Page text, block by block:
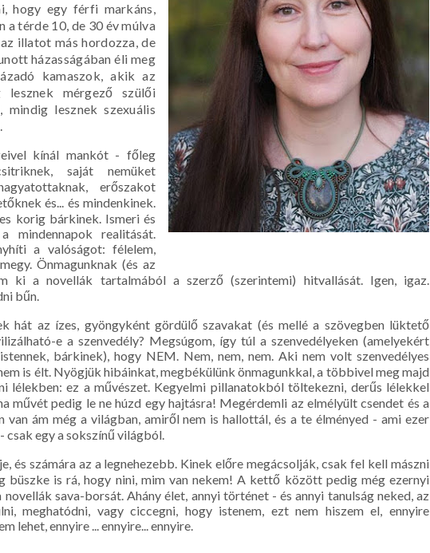
hogy egy férfi markáns,
térde 10, de 30 év múlva
illatot más hordozza, de
házasságában éli meg
kamaszok, akik az
lesznek mérgező szülői
lesznek szexuális
kínál mankót - főleg
saját nemüket
erőszakot
és... és mindenkinek.
korig bárkinek. Ismeri és
realitását.
a valóságot: félelem,
Önmagunknak (és az
ki a novellák tartalmából a szerző (szerintemi) hitvallását. Igen, igaz.
bűn.
hát az ízes, gyöngyként gördülő szavakat (és mellé a szövegben lüktető
e a szenvedély? Megsúgom, így túl a szenvedélyeken (amelyekért
bárkinek), hogy NEM. Nem, nem, nem. Aki nem volt szenvedélyes
is élt. Nyögjük hibáinkat, megbékülünk önmagunkkal, a többivel meg majd
lélekben: ez a művészet. Kegyelmi pillanatokból töltekezni, derűs lélekkel
művét pedig le ne húzd egy hajtásra! Megérdemli az elmélyült csendet és a
van ám még a világban, amiről nem is hallottál, és a te élményed - ami ezer
csak egy a sokszínű világból.
és számára az a legnehezebb. Kinek előre megácsolják, csak fel kell mászni
büszke is rá, hogy nini, mim van nekem! A kettő között pedig még ezernyi
sava-borsát. Ahány élet, annyi történet - és annyi tanulság neked, az
meghatódni, vagy ciccegni, hogy istenem, ezt nem hiszem el, ennyire
lehet, ennyire ... ennyire... ennyire.